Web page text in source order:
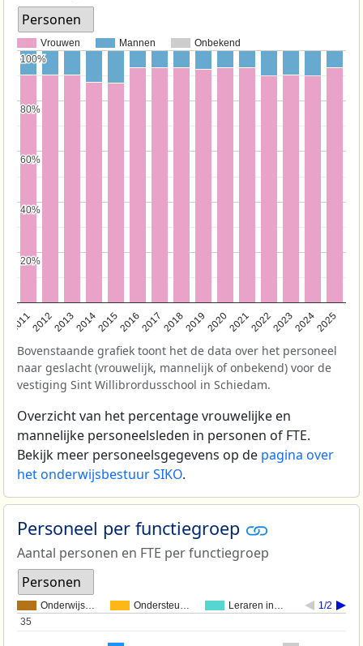
Personen
Vrouwen Mannen Onbekend
201120122013201420152016201720182019202020212022202320242025
20%
20%
40%
40%
60%
60%
80%
80%
100%
100%
Bovenstaande grafiek toont het de data over het personeel
naar geslacht (vrouwelijk, mannelijk of onbekend) voor de
vestiging Sint Willibrordusschool in Schiedam.
Overzicht van het percentage vrouwelijke en
mannelijke personeelsleden in personen of FTE.
Bekijk meer personeelsgegevens op de pagina over
het onderwijsbestuur SIKO.
Personeel per functiegroep
Aantal personen en FTE per functiegroep
Personen
Onderwijs… Ondersteu… Leraren in…
1/2
35
35